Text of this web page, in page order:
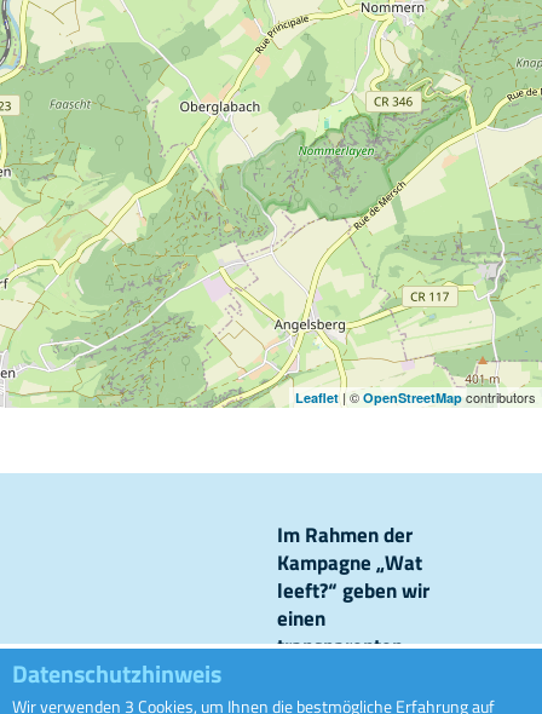
Leaflet| © OpenStreetMap contributors
Datenschutzhinweis
Wir verwenden 3 Cookies, um Ihnen die bestmögliche Erfahrung auf
Im Rahmen der
Kampagne „Wat
leeft?“ geben wir
einen
transparenten
Kanalisationsnetze